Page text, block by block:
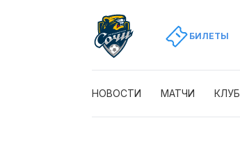
БИЛЕТЫ
НОВОСТИ МАТЧИ КЛУБ